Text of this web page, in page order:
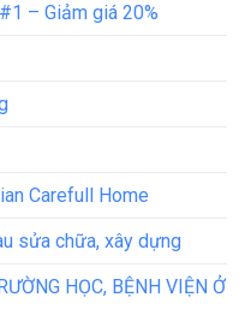
– Giảm giá 20%
Carefull Home
sửa chữa, xây dựng
HỌC, BỆNH VIỆN Ở